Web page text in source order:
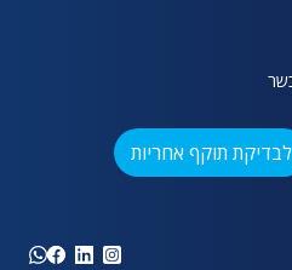
לבדיקת תוקף אחריות